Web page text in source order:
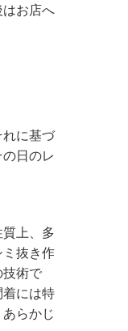
はお店へ
れに基づ
日のレ
上、多
ミ抜き作
技術で
着には特
らかじ